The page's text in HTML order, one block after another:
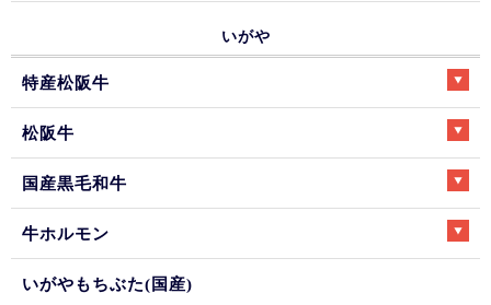
いがや
特産松阪牛
松阪牛
国産黒毛和牛
牛ホルモン
いがやもちぶた(国産)